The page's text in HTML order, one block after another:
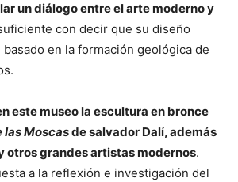
un diálogo entre el arte moderno y
con decir que su diseño
en la formación geológica de
este museo la escultura en bronce
las Moscasde salvador Dalí, además
otros grandes artistas modernos.
a la reflexión e investigación del